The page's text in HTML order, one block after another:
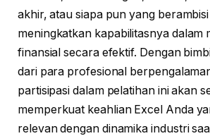
akhir, atau siapa pun yang
meningkatkan kapabilitasnya dalam
finansial secara efektif. Dengan
dari para profesional
partisipasi dalam pelatihan ini akan
memperkuat keahlian Excel Anda
relevan dengan dinamika industri